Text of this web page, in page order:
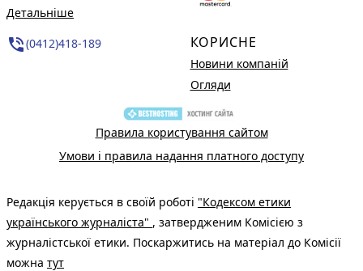
Детальніше
phone_in_talk(0412)418-189 КОРИСНЕ
Новини компаній
Огляди
Правила користування сайтом
Умови і правила надання платного доступу
Редакція керується в своїй роботі "Кодексом етики
українського журналіста" , затвердженим Комісією з
журналістської етики. Поскаржитись на матеріал до Комісії
можна тут